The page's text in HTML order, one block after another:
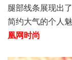
腿部线条展现出
简约大气的个人魅
凰网时尚